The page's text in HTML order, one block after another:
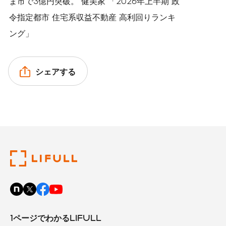
令指定都市 住宅系収益不動産 高利回りランキ
ング」
シェアする
1ページでわかるLIFULL